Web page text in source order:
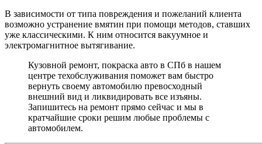
В зависимости от типа повреждения и пожеланий клиента
возможно устранение вмятин при помощи методов, ставших
уже классическими. К ним относится вакуумное и
электромагнитное вытягивание.
Кузовной ремонт, покраска авто в СПб в нашем
центре техобслуживания поможет вам быстро
вернуть своему автомобилю превосходный
внешний вид и ликвидировать все изъяны.
Запишитесь на ремонт прямо сейчас и мы в
кратчайшие сроки решим любые проблемы с
автомобилем.